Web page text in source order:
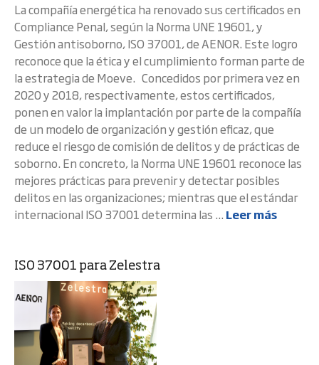
La compañía energética ha renovado sus certificados en
Compliance Penal, según la Norma UNE 19601, y
Gestión antisoborno, ISO 37001, de AENOR. Este logro
reconoce que la ética y el cumplimiento forman parte de
la estrategia de Moeve. Concedidos por primera vez en
2020 y 2018, respectivamente, estos certificados,
ponen en valor la implantación por parte de la compañía
de un modelo de organización y gestión eficaz, que
reduce el riesgo de comisión de delitos y de prácticas de
soborno. En concreto, la Norma UNE 19601 reconoce las
mejores prácticas para prevenir y detectar posibles
delitos en las organizaciones; mientras que el estándar
internacional ISO 37001 determina las ... Leer más
ISO 37001 para Zelestra